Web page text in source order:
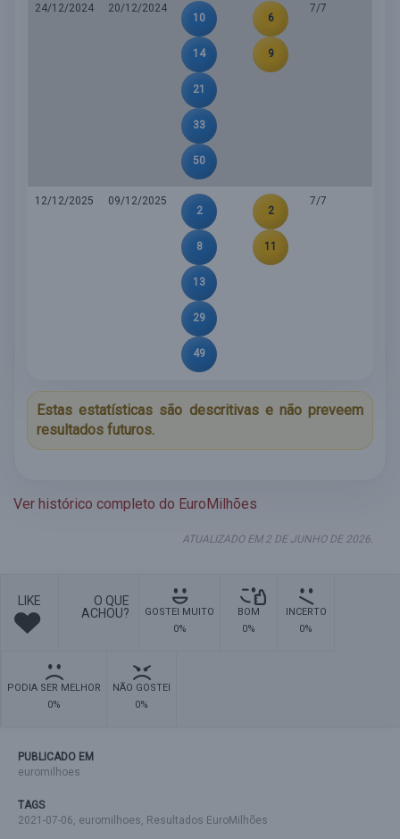
24/12/2024
20/12/2024
10
14
21
33
50
6
9
7/7
12/12/2025
09/12/2025
2
8
13
29
49
2
11
7/7
Estas estatísticas são descritivas e não preveem
resultados futuros.
Ver histórico completo do EuroMilhões
ATUALIZADO EM 2 DE JUNHO DE 2026.
LIKE
O QUE
ACHOU?
GOSTEI MUITO
0%
BOM
0%
INCERTO
0%
PODIA SER MELHOR
0%
NÃO GOSTEI
0%
PUBLICADO EM
euromilhoes
TAGS
2021-07-06, euromilhoes, Resultados EuroMilhões